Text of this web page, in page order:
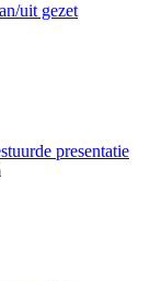
uit gezet
presentatie